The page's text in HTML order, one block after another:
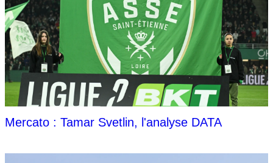
Mercato : Tamar Svetlin, l'analyse DATA